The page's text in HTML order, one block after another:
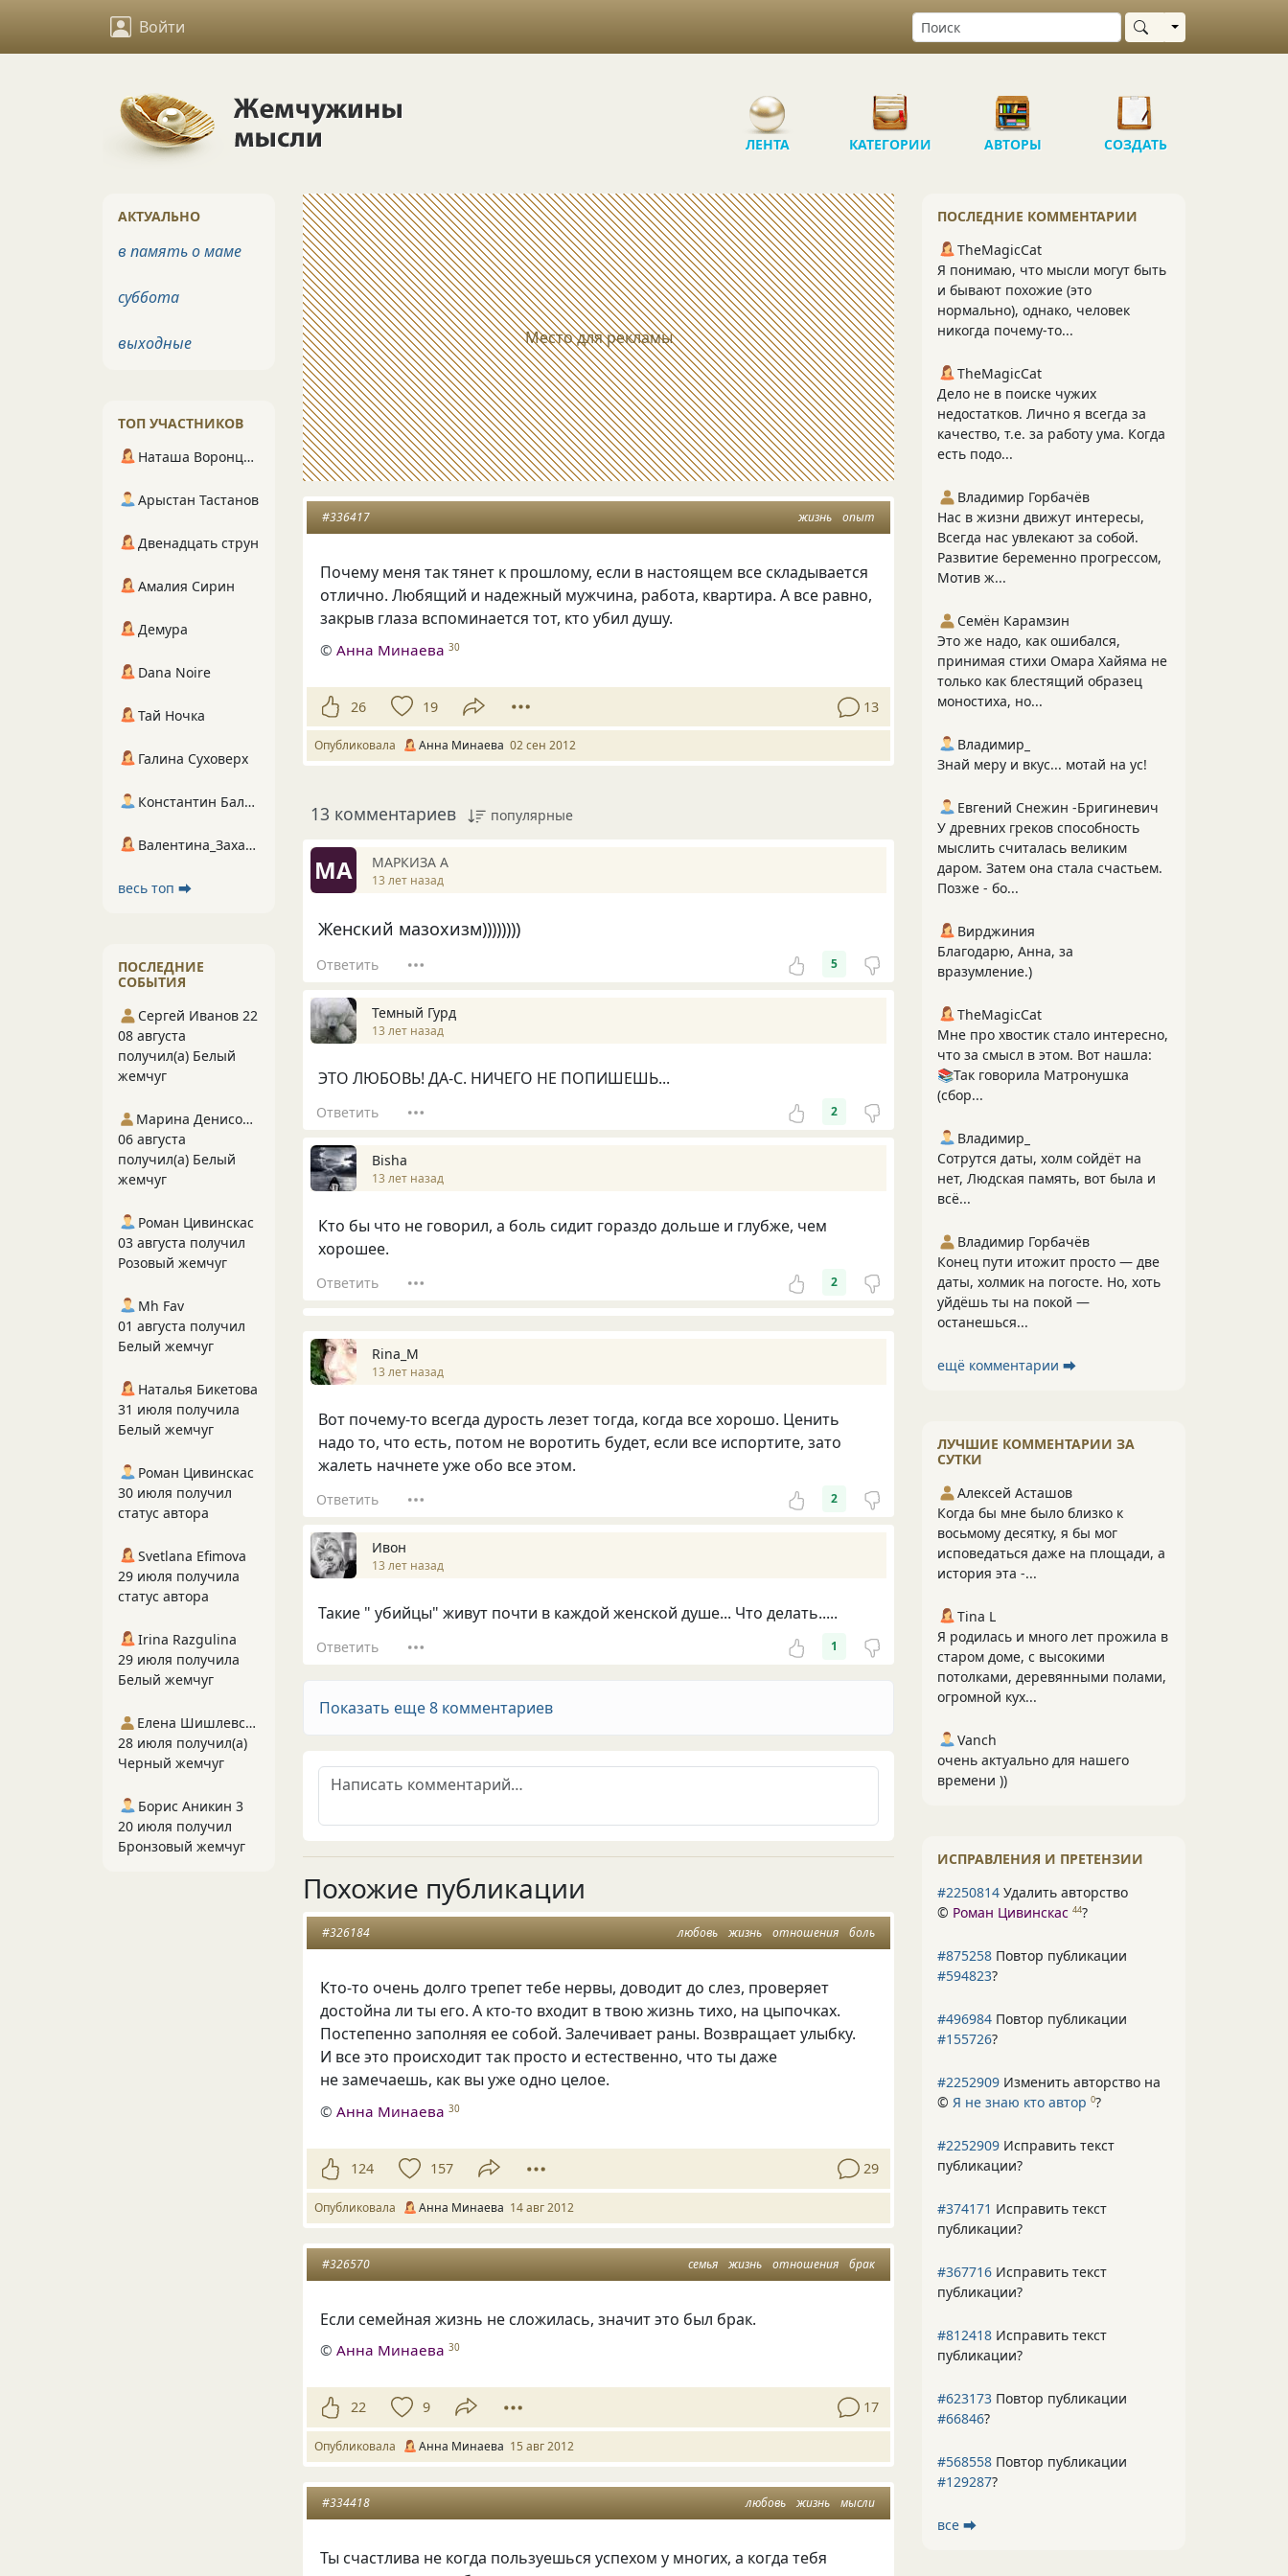
Войти Выбрать область
ЛЕНТА КАТЕГОРИИ АВТОРЫ СОЗДАТЬ
Место для рекламы
жизнь опыт
#336417
Почему меня так тянет к прошлому, если в настоящем все складывается
отлично. Любящий и надежный мужчина, работа, квартира. А все равно,
закрыв глаза вспоминается тот, кто убил душу.
©Анна Минаева 30
26 19 13
Опубликовала Анна Минаева 02 сен 2012
13 комментариев популярные
МА МАРКИЗА А
13 лет назад
Женский мазохизм))))))))
Ответить 5
Темный Гурд
13 лет назад
ЭТО ЛЮБОВЬ! ДА-С. НИЧЕГО НЕ ПОПИШЕШЬ...
Ответить 2
Bisha
13 лет назад
Кто бы что не говорил, а боль сидит гораздо дольше и глубже, чем
хорошее.
Ответить 2
Rina_M
13 лет назад
Вот почему-то всегда дурость лезет тогда, когда все хорошо. Ценить
надо то, что есть, потом не воротить будет, если все испортите, зато
жалеть начнете уже обо все этом.
Ответить 2
Ивон
13 лет назад
Такие " убийцы" живут почти в каждой женской душе... Что делать.....
Ответить 1
Показать еще 8 комментариев
Похожие публикации
любовь жизнь отношения боль
#326184
Кто-то очень долго трепет тебе нервы, доводит до слез, проверяет
достойна ли ты его. А кто-то входит в твою жизнь тихо, на цыпочках.
Постепенно заполняя ее собой. Залечивает раны. Возвращает улыбку.
И все это происходит так просто и естественно, что ты даже
не замечаешь, как вы уже одно целое.
©Анна Минаева 30
124 157 29
Опубликовала Анна Минаева 14 авг 2012
семья жизнь отношения брак
#326570
Если семейная жизнь не сложилась, значит это был брак.
©Анна Минаева 30
22 9 17
Опубликовала Анна Минаева 15 авг 2012
любовь жизнь мысли
#334418
Ты счастлива не когда пользуешься успехом у многих, а когда тебя
ПОСЛЕДНИЕ КОММЕНТАРИИ
TheMagicCat
Я понимаю, что мысли могут быть
и бывают похожие (это
нормально), однако, человек
никогда почему-то...
TheMagicCat
Дело не в поиске чужих
недостатков. Лично я всегда за
качество, т.е. за работу ума. Когда
есть подо...
Владимир Горбачёв
Нас в жизни движут интересы,
Всегда нас увлекают за собой.
Развитие беременно прогрессом,
Мотив ж...
Семён Карамзин
Это же надо, как ошибался,
принимая стихи Омара Хайяма не
только как блестящий образец
моностиха, но...
Владимир_
Знай меру и вкус... мотай на ус!
Евгений Снежин -Бригиневич
У древних греков способность
мыслить считалась великим
даром. Затем она стала счастьем.
Позже - бо...
Вирджиния
Благодарю, Анна, за
вразумление.)
TheMagicCat
Мне про хвостик стало интересно,
что за смысл в этом. Вот нашла:
📚Так говорила Матронушка
(сбор...
Владимир_
Сотрутся даты, холм сойдёт на
нет, Людская память, вот была и
всё...
Владимир Горбачёв
Конец пути итожит просто — две
даты, холмик на погосте. Но, хоть
уйдёшь ты на покой —
останешься...
ещё комментарии ⮕
ЛУЧШИЕ КОММЕНТАРИИ ЗА
СУТКИ
Алексей Асташов
Когда бы мне было близко к
восьмому десятку, я бы мог
исповедаться даже на площади, а
история эта -...
Tina L
Я родилась и много лет прожила в
старом доме, с высокими
потолками, деревянными полами,
огромной кух...
Vanch
очень актуально для нашего
времени ))
ИСПРАВЛЕНИЯ И ПРЕТЕНЗИИ
#2250814 Удалить авторство
© Роман Цивинскас 44?
#875258 Повтор публикации
#594823?
#496984 Повтор публикации
#155726?
#2252909 Изменить авторство на
© Я не знаю кто автор 0?
#2252909 Исправить текст
публикации?
#374171 Исправить текст
публикации?
#367716 Исправить текст
публикации?
#812418 Исправить текст
публикации?
#623173 Повтор публикации
#66846?
#568558 Повтор публикации
#129287?
все ⮕
АКТУАЛЬНО
в память о маме
суббота
выходные
ТОП УЧАСТНИКОВ
Наташа Воронцова
Арыстан Тастанов
Двенадцать струн
Амалия Сирин
Демура
Dana Noire
Тай Ночка
Галина Суховерх
Константин Балухта
Валентина_Захарова
весь топ ⮕
ПОСЛЕДНИЕ
СОБЫТИЯ
Сергей Иванов 22
08 августа
получил(а) Белый
жемчуг
Марина Денисова 5
06 августа
получил(а) Белый
жемчуг
Роман Цивинскас
03 августа получил
Розовый жемчуг
Mh Fav
01 августа получил
Белый жемчуг
Наталья Бикетова
31 июля получила
Белый жемчуг
Роман Цивинскас
30 июля получил
статус автора
Svetlana Efimova
29 июля получила
статус автора
Irina Razgulina
29 июля получила
Белый жемчуг
Елена Шишлевская
28 июля получил(а)
Черный жемчуг
Борис Аникин 3
20 июля получил
Бронзовый жемчуг